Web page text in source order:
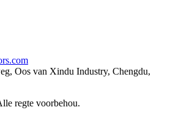
Oos van Xindu Industry, Chengdu,
regte voorbehou.